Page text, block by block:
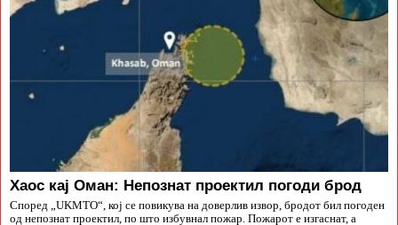
Хаос кај Оман: Непознат проектил погоди брод
Според „UKMTO“, кој се повикува на доверлив извор, бродот бил погоден
од непознат проектил, по што избувнал пожар. Пожарот е изгаснат, а